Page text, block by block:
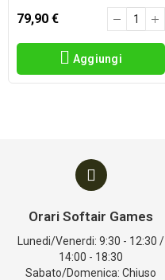
79,90 €
Aggiungi
Orari Softair Games
Lunedi/Venerdi: 9:30 - 12:30 /
14:00 - 18:30
Sabato/Domenica: Chiuso